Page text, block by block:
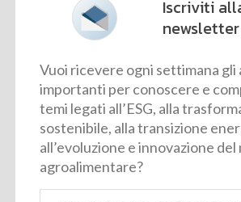
Iscriviti
Vuoi ricevere ogni settimana gli
importanti per conoscere e
temi legati all’ESG, alla
sostenibile, alla transizione
all’evoluzione e innovazione del
agroalimentare?